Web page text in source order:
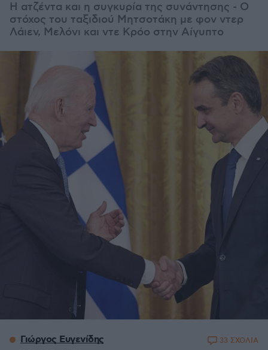
Η ατζέντα και η συγκυρία της συνάντησης - Ο
στόχος του ταξιδιού Μητσοτάκη με φον ντερ
Λάιεν, Μελόνι και ντε Κρόο στην Αίγυπτο
Γιώργος Ευγενίδης 33 ΣΧΟΛΙΑ